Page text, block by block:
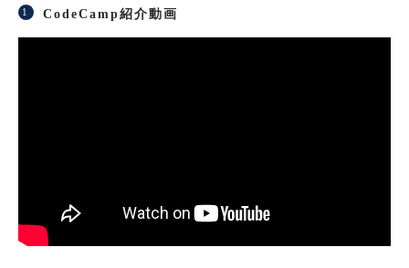
CodeCamp紹介動画